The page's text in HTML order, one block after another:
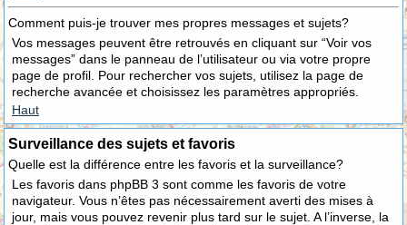
Comment puis-je trouver mes propres messages et sujets?
Vos messages peuvent être retrouvés en cliquant sur “Voir vos
messages” dans le panneau de l’utilisateur ou via votre propre
page de profil. Pour rechercher vos sujets, utilisez la page de
recherche avancée et choisissez les paramètres appropriés.
Haut
Surveillance des sujets et favoris
Quelle est la différence entre les favoris et la surveillance?
Les favoris dans phpBB 3 sont comme les favoris de votre
navigateur. Vous n’êtes pas nécessairement averti des mises à
jour, mais vous pouvez revenir plus tard sur le sujet. A l’inverse, la